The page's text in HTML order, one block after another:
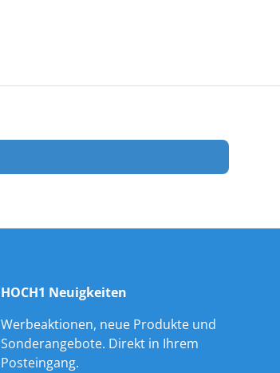
HOCH1 Neuigkeiten
Werbeaktionen, neue Produkte und
Sonderangebote. Direkt in Ihrem
Posteingang.